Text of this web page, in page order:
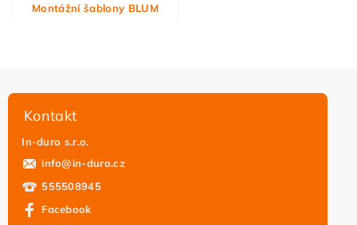
Montážní šablony BLUM
Kontakt
In-duro s.r.o.
info@in-duro.cz
555508945
Facebook